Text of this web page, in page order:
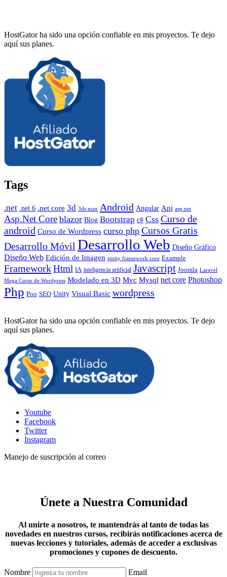
HostGator ha sido una opción confiable en mis proyectos. Te dejo
aquí sus planes.
Tags
.net .net 6 .net core 3d 3ds max Android Angular Api asp.net
Asp.Net Core blazor Blog Bootstrap c# Css Curso de
android Curso de Wordpress curso php Cursos Gratis
Desarrollo Móvil Desarrollo Web Diseño Gráfico
Diseño Web Edición de Imagen entity framework core Example
FrameworkHtml IA inteligencia artificial Javascript Joomla Laravel
Mega Curso de Wordpress Modelado en 3D Mvc Mysql net core Photoshop
Php Poo SEO Unity Visual Basic wordpress
HostGator ha sido una opción confiable en mis proyectos. Te dejo
aquí sus planes.
Youtube
Facebook
Twitter
Instagram
Manejo de suscripción al correo
Únete a Nuestra Comunidad
Al unirte a nosotros, te mantendrás al tanto de todas las
novedades en nuestros cursos, recibirás notificaciones acerca de
nuevas lecciones y tutoriales, además de acceder a exclusivas
promociones y cupones de descuento.
Nombre Email